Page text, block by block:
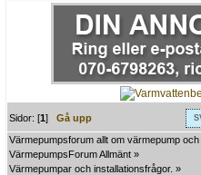
Sidor: [1]Gå upp
Värmepumpsforum allt om värmepump
VärmepumpsForum Allmänt »
Värmepumpar och installationsfrågor. »